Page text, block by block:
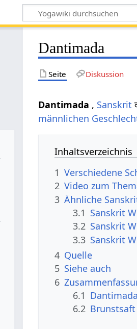
Dantimada
Seite Diskussion
Dantimada , Sanskrit
männlichen
Inhaltsverzeichnis
1 Verschiedene
2 Video zum
3 Ähnliche
3.1 Sanskrit
3.2 Sanskrit
3.3 Sanskrit
4 Quelle
5 Siehe auch
6
6.1
6.2